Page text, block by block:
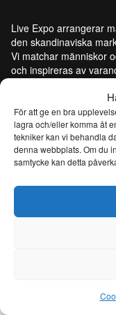
För att ge en bra
lagra och/eller komma åt
tekniker kan vi behandla
denna webbplats. Om du
samtycke kan detta
Live Expo arrangerar
den skandinaviska
Vi matchar människor
och inspireras av
lanserat över hundra
inom sina respektive
inspirerar, utvecklar
mässmediet till en helt
Expo ett helägt
företag som